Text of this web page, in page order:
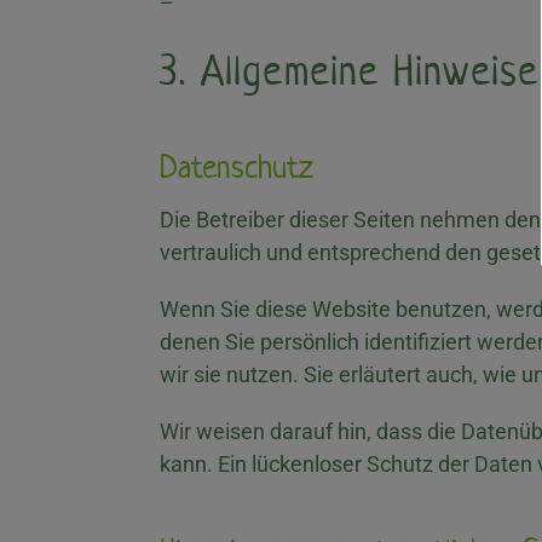
3. Allgemeine
Datenschutz
Die Betreiber dieser Seiten nehmen
vertraulich und entsprechend den
Wenn Sie diese Website benutzen,
denen Sie persönlich identifiziert
wir sie nutzen. Sie erläutert auch, wie
Wir weisen darauf hin, dass die
kann. Ein lückenloser Schutz der